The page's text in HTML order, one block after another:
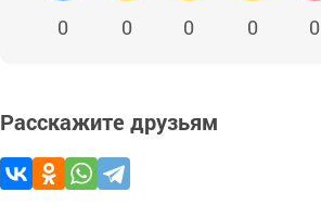
0 0 0 0 0
Расскажите друзьям